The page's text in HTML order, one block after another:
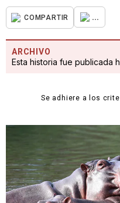
COMPARTIR ...
ARCHIVO
Esta historia fue publicada
Se adhiere a los